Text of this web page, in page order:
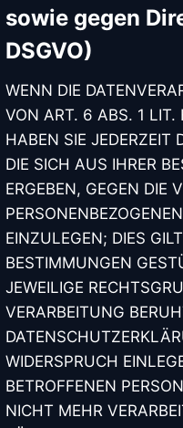
sowie gegen
DSGVO)
WENN DIE
VON ART. 6 ABS. 1 LIT.
HABEN SIE JEDERZEIT
DIE SICH AUS IHRER
ERGEBEN, GEGEN DIE
EINZULEGEN; DIES
BESTIMMUNGEN
JEWEILIGE
VERARBEITUNG
WIDERSPRUCH
BETROFFENEN
NICHT MEHR
🎵 Studio-
Dein Name *
Für wen? (Optional)